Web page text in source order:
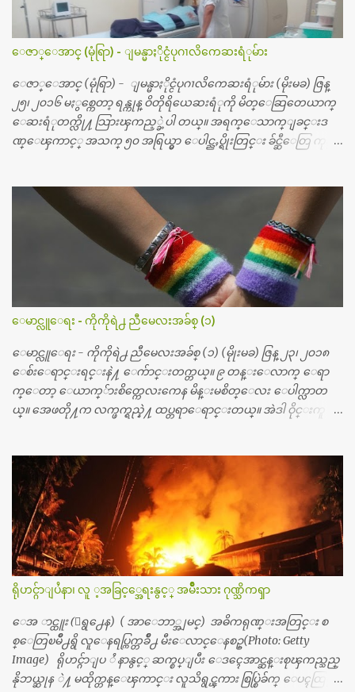
ေဇာ္ေအာင္ (မုံရြာ) - ျမန္မာႏိုင္ငံပုဂၢလိကေဆးရံုမ်ား
ေဇာ္ေအာင္ (မုံရြာ) - ျမန္မာႏိုင္ငံပုဂၢလိကေဆးရံုမ်ား (မိုးမခ) ဇြန္
၂၅၊ ၂၀၁၆ မႏွစ္ကေတာ့ ရန္ကုန္ ဝိတိုရိယေဆးရံုကို မိတ္ေဆြတေယာက္
ေဆးရံုတက္လို႔ သြားၾကည့္ခဲ့ပါ တယ္။ အရက္ေသာက္ျခင္းဒ
ဏ္ေၾကာင့္ အသက္ ၅၀ အရြယ္မွာ ေပါင္ညႇပ္ရိုးတြင္း ခ်င္ဆီေတြ ကုန္ခ
စၿပီး၊ အာရွေတာ္ဝင္ခြဲစိတ္ခန္းကို ငွားရမ္းခြဲစိတ္ အရိုးအစားထိုးကုပါတ
ယ္။ ေဆးစစ္၊ေဆးဝယ္၊ ခြဲစိတ္ကု၊ အရိုးအစားထိုးပစၥည္း စတဲ့စရိ
တ္ေတြနဲ႔ေဆးရံုမွာ ၂ ပတ္ေနထိုင္စရိတ္ သိန္း ၇၀ ေလာက္ ကုန္သြား
ပါတယ္။ သူငယ္ခ်င္းျဖစ္သူကို လာေတြ႔ရင္း ဟိုတယ္လို သန္႔ရွင္းသ
ပ္ရပ္တဲ့ ဝိတိုရိယေဆးရံုမွာ စီတီစကင္ နဲ႔ အမ္အာအိုင္1 စက္ခန္းကိုေ
တြ႔လို႔ေမးၾကည့္ေတာ့ တခါစမ္းရင္ က်ပ္တသိန္းေက်ာ္ က်သင့္
တယ္သိရပါတယ္။ တခါတေလ ကိုယ္လက္ေျခ၊ ဦးေႏွာက္ေတြ အေသး
စိတ္ၾကည့္လိုရင္ ဒီစက္ၾကီးေတြနဲ႔ စမ္းသပ္ရပါတယ္။ ခႏၱာကိုယ္အစိတ္ပို
င္း ကလီစာေတြကိုၾကည့္ရႈတဲ့ အာလထရာေဆာင္း2 စက္ေတြ
ကေတာ့ ေစ်းသိပ္မႀကီးလို႔ ျမန္မာျပည္ေဆးရံုတိုင္းရွိပါတယ္။
တစ္ခါစမ္းရင္ က်ပ္တစ္ေသာင္းေလာက္ က်သင့္ပါတယ္။ စာေရးသူ လြ
န္ခဲ့တဲ့ (၂)...
ေမာင္လူေရး - ကိုကိုရဲ႕ ညီမေလးအခ်စ္ (၁)
ေမာင္လူေရး - ကိုကိုရဲ႕ ညီမေလးအခ်စ္ (၁) (မိုုးမခ) ဇြန္ ၂၃၊ ၂၀၁၈
ေစ်းေရာင္းရင္းနဲ႔ ေက်ာင္းတက္တယ္။ ၉ တန္းေလာက္ ေရာ
က္ေတာ့ ေယာက္်ားစိတ္ကေလးကေန မိန္းမစိတ္ေလး ေပါက္လာတ
ယ္။ အေဖတို႔က လက္ဖက္ရည္နဲ႔ ထပ္တရာေရာင္းတယ္။ အဲဒါ ဝိုင္းကူ
တယ္။ ပန္းပန္တယ္။ မိန္းကေလး အဝတ္အစားေတြကိုလည္း ခုိးဝတ္တ
ယ္။ မိန္းမစိတ္ရွိေတာ့ ရွိေပမယ့္ ကိုယ့္ကိုယ္ကို မိန္းမစိတ္ေပါက္မွန္း
သိတာက ၉ တန္း၊ ၁၀ တန္းေလာက္ကမွ။ ညီအစ္ကို ေမာင္နွမ အားလံုး ၆
ေယာက္ရွိတယ္။ အစ္ကို ၃ ေယာက္၊ အစ္မ ႏွစ္ေယာက္။ အစ္ကိုေတြက
လည္း သူ႔ အေပါင္းအသင္းနဲ႔ သူဆိုေတာ့ အမေတြနဲ႔ဘဲ ေပါ
င္းတယ္။ ျပီးေတာ့ အေဖကလည္း ေယာက္်ားဆုိ ေယာ
က္်ားေလးလုိဘဲ ေနေစခ်င္တယ္။ အေဖ့ကို ေၾကာက္လည္း ေၾကာ
က္ရတယ္။ ေယာက္်ားဘဝဆုိတာ ျမင့္ျမတ္တယ္ေပါ့။ ေယာ
က္်ားေလး စိတ္လည္း ရွိေအာင္ ဘာသာေရးလည္း လုိက္စားေအာင္
တန္ခူးလဆုိ တစ္လလံုး ကိုရင္ ဝတ္ခုိင္းတယ္။ ေက်ာင္းမွာဆုိရင္ ေ
ယာက္်ားေလးေတြက ကိုယ့္ကို ဘာပဲျဖစ္ျဖစ္ မၾကားတၾကား စ
ရင္စတယ္။ အေျခာက္ ဘာညာေပါ့၊ အာ့့လုိေလးေတြ စတာေပါ့။
ရိုဟင္ဂ်ာျပႆနာ၊ လူ ့အခြင့္အေရးနွင့္ အမ်ိဳးသား ဂုဏ္သိကၡာ
ေအ ာင္ထူး (ေရွ႕ေန) ( အာေဘာ္အျမင္) အဓိကရုဏ္းအတြင္း စ
စ္ေတြၿမိဳ႕ရွိ လူေနရပ္ကြက္တခ်ိဳ႕ မီးေလာင္ေနစဥ္(Photo: Getty
Image) ရိုဟင္ဂ်ာျပ ႆ နာနွင့္ ဆက္စပ္ျပီး ေဒၚေအာင္ဆန္းစုၾကည္သည္
နိုဘယ္ဆုန ဲ႔ မထိုက္တန္ေၾကာင္း လူသိရွင္ၾကား စြပ္စြဲခ်က္ ေပၚထြက္လာ